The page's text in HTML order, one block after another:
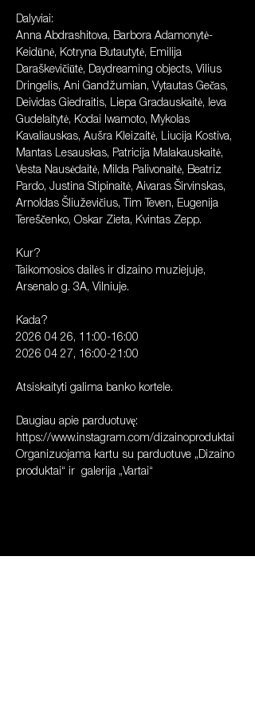
Dalyviai:
Anna Abdrashitova, Barbora Adamonytė-
Keidūnė, Kotryna Butautytė, Emilija
Daraškevičiūtė, Daydreaming objects, Vilius
Dringelis, Ani Gandžumian, Vytautas Gečas,
Deividas Giedraitis, Liepa Gradauskaitė, Ieva
Gudelaitytė, Kodai Iwamoto, Mykolas
Kavaliauskas, Aušra Kleizaitė, Liucija Kostiva,
Mantas Lesauskas, Patricija Malakauskaitė,
Vesta Nausėdaitė, Milda Palivonaitė, Beatriz
Pardo, Justina Stipinaitė, Aivaras Širvinskas,
Arnoldas Šliuževičius, Tim Teven, Eugenija
Tereščenko, Oskar Zieta, Kvintas Zepp.
Kur?
Taikomosios dailės ir dizaino muziejuje,
Arsenalo g. 3A, Vilniuje.
Kada?
2026 04 26, 11:00-16:00
2026 04 27, 16:00-21:00
Atsiskaityti galima banko kortele.
Daugiau apie parduotuvę:
https://www.instagram.com/dizainoproduktai
Organizuojama kartu su parduotuve „Dizaino
produktai“ ir  galerija „Vartai“